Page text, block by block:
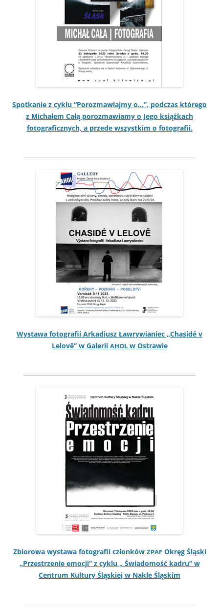
Spotkanie z cyk­lu “Poroz­maw­ia­jmy o…”, pod­czas którego
z Michałem Całą poroz­maw­iamy o Jego książkach
fotograficznych, a przede wszys­tkim o fotografii.
Wys­tawa fotografii Arka­diusz Ławry­wian­iec „Chasidé v
Lelově” w Galerii AHOLw Ostrawie
Zbiorowa wys­tawa fotografii członków ZPAFOkręg Śląs­ki
„Przestrze­nie emocji” z cyk­lu „ Świado­mość kadru” w
Cen­trum Kul­tu­ry Śląskiej w Nakle Śląskim